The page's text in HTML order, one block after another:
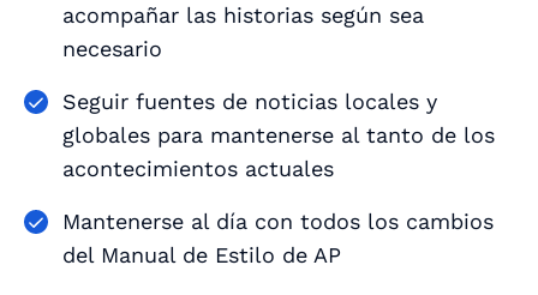
acompañar las historias según sea
necesario
Seguir fuentes de noticias locales y
globales para mantenerse al tanto de los
acontecimientos actuales
Mantenerse al día con todos los cambios
del Manual de Estilo de AP